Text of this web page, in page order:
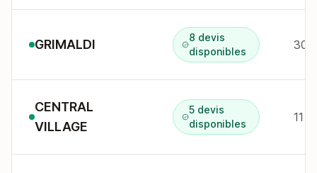
GRIMALDI
8 devis
disponibles
30
CENTRAL
VILLAGE
5 devis
disponibles